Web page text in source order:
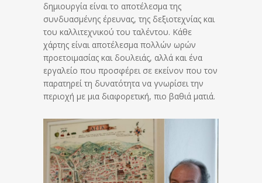
δημιουργία είναι το αποτέλεσμα της
συνδυασμένης έρευνας, της δεξιοτεχνίας και
του καλλιτεχνικού του ταλέντου. Κάθε
χάρτης είναι αποτέλεσμα πολλών ωρών
προετοιμασίας και δουλειάς, αλλά και ένα
εργαλείο που προσφέρει σε εκείνον που τον
παρατηρεί τη δυνατότητα να γνωρίσει την
περιοχή με μια διαφορετική, πιο βαθιά ματιά.